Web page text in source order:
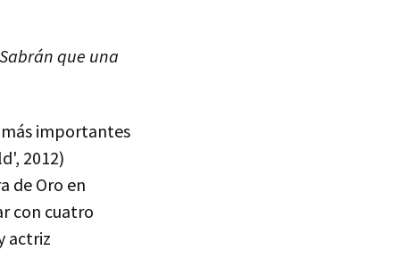
que una
más importantes
2012)
de Oro en
con cuatro
actriz